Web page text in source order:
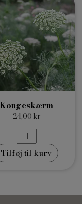
Kongeskærm
24,00 kr
Tilføj til kurv